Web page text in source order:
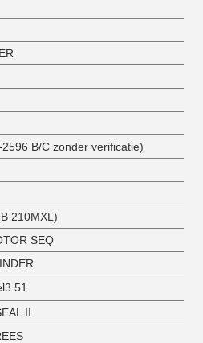
B/C zonder verificatie)
210MXL)
SEQ
II